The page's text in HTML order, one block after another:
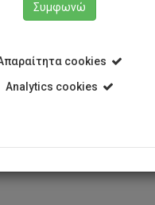
Συμφωνώ
cookies
Analytics cookies